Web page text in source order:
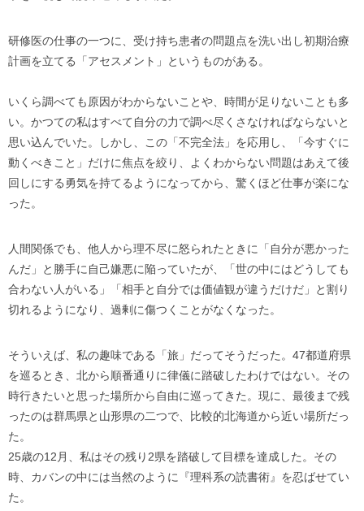
研修医の仕事の一つに、受け持ち患者の問題点を洗い出し初期治療
計画を立てる「アセスメント」というものがある。
いくら調べても原因がわからないことや、時間が足りないことも多
い。かつての私はすべて自分の力で調べ尽くさなければならないと
思い込んでいた。しかし、この「不完全法」を応用し、「今すぐに
動くべきこと」だけに焦点を絞り、よくわからない問題はあえて後
回しにする勇気を持てるようになってから、驚くほど仕事が楽にな
った。
人間関係でも、他人から理不尽に怒られたときに「自分が悪かった
んだ」と勝手に自己嫌悪に陥っていたが、「世の中にはどうしても
合わない人がいる」「相手と自分では価値観が違うだけだ」と割り
切れるようになり、過剰に傷つくことがなくなった。
そういえば、私の趣味である「旅」だってそうだった。47都道府県
を巡るとき、北から順番通りに律儀に踏破したわけではない。その
時行きたいと思った場所から自由に巡ってきた。現に、最後まで残
ったのは群馬県と山形県の二つで、比較的北海道から近い場所だっ
た。
25歳の12月、私はその残り2県を踏破して目標を達成した。その
時、カバンの中には当然のように『理科系の読書術』を忍ばせてい
た。